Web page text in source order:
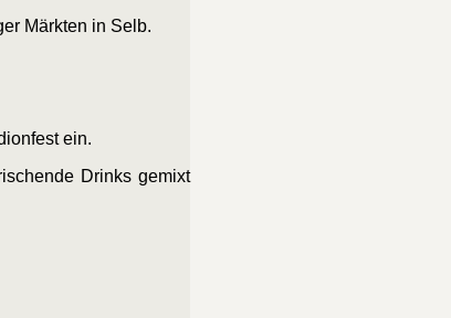
Märkten in Selb.
ein.
Drinks gemixt